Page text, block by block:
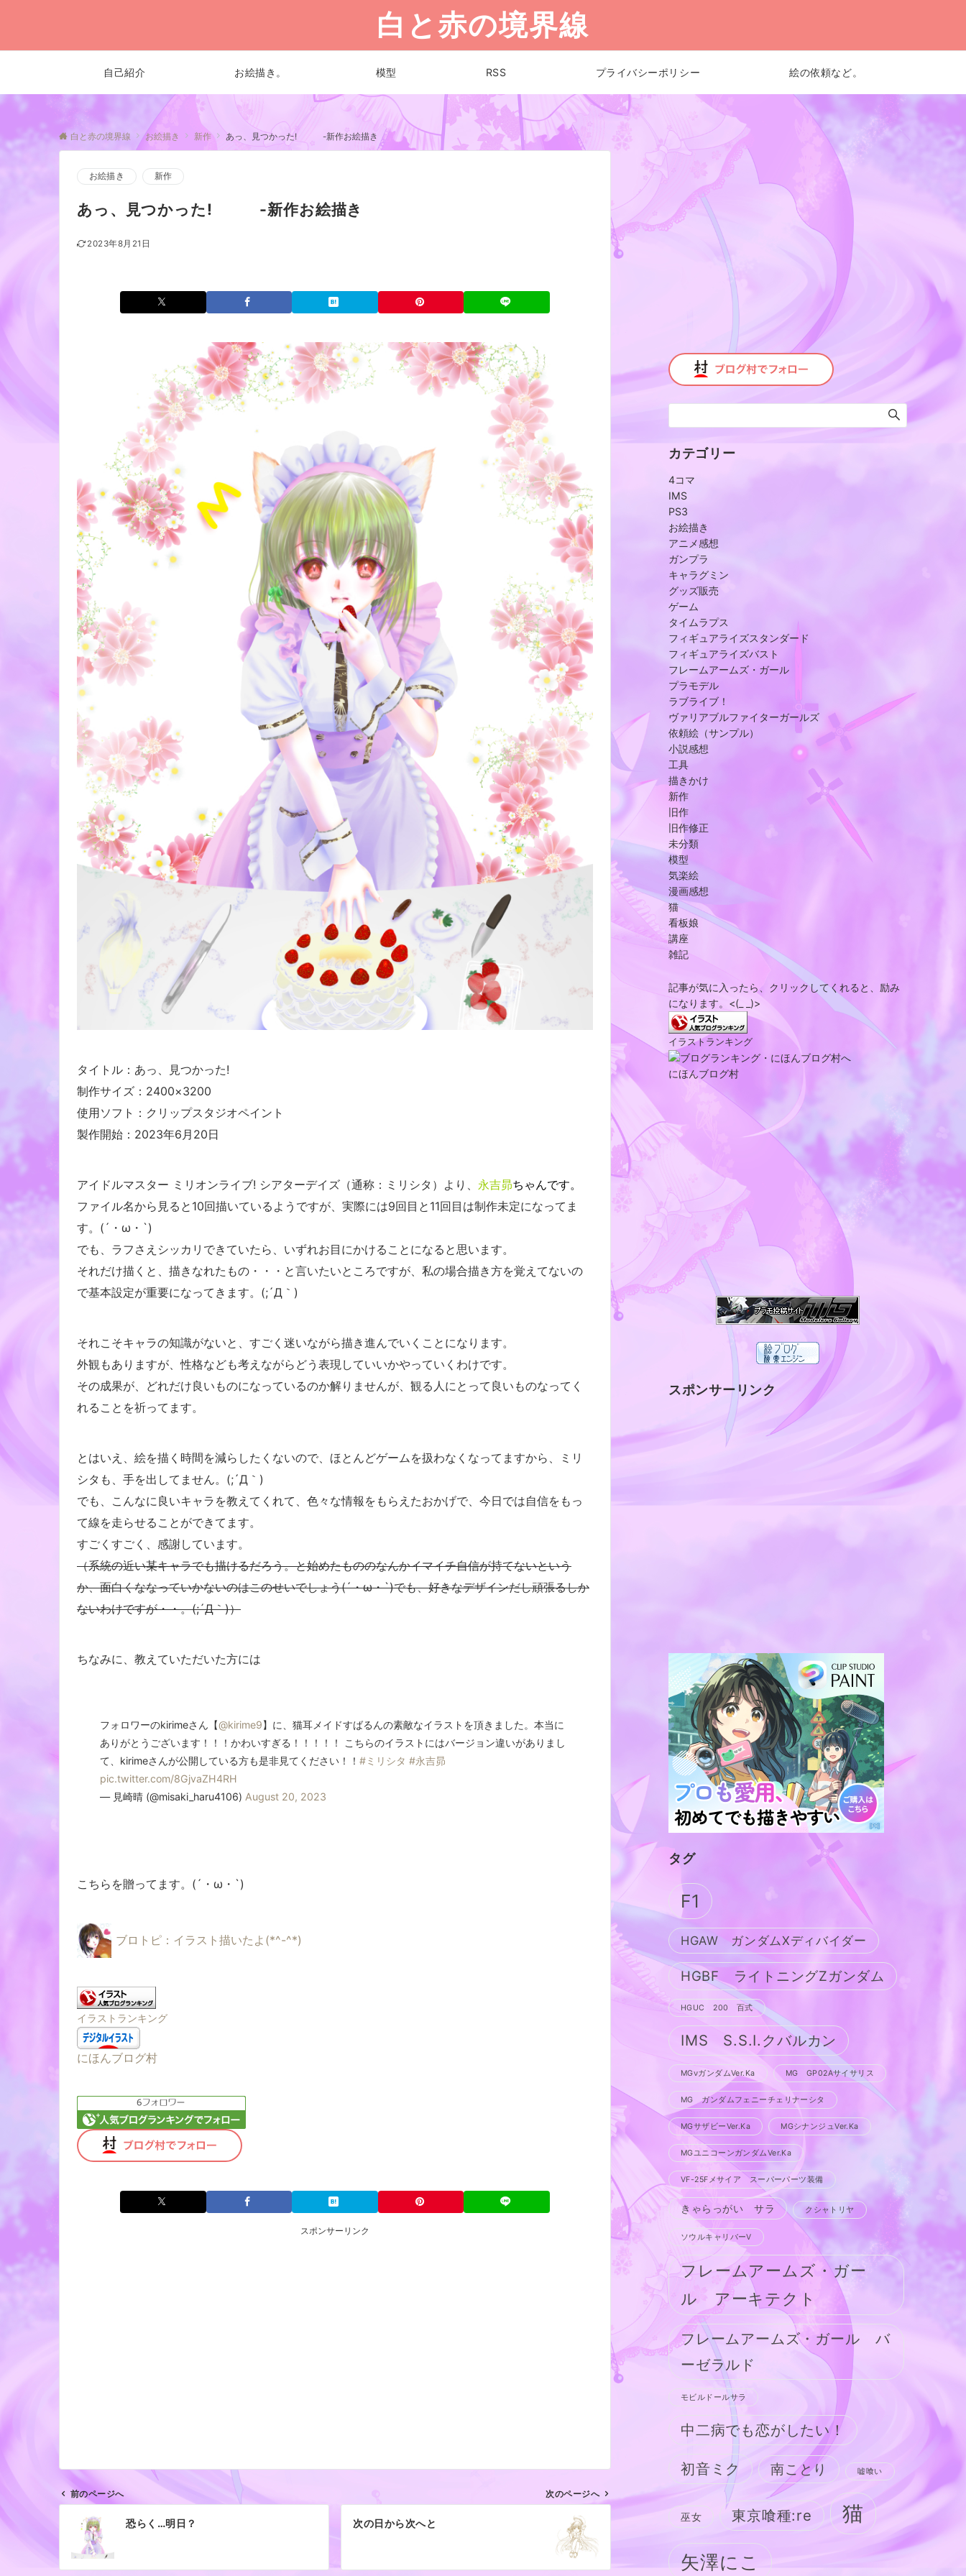
白と赤の境界線
自己紹介 お絵描き。 模型 RSS プライバシーポリシー 絵の依頼など。
白と赤の境界線 お絵描き 新作 あっ、見つかった! -新作お絵描き
お絵描き 新作
あっ、見つかった! -新作お絵描き
2023年8月21日
タイトル：あっ、見つかった!
制作サイズ：2400×3200
使用ソフト：クリップスタジオペイント
製作開始：2023年6月20日
アイドルマスター ミリオンライブ! シアターデイズ（通称：ミリシタ）より、 永吉昴ちゃんです。
ファイル名から見ると10回描いているようですが、実際には9回目と11回目は制作未定になってま
す。(´・ω・`)
でも、ラフさえシッカリできていたら、いずれお目にかけることになると思います。
それだけ描くと、描きなれたもの・・・と言いたいところですが、私の場合描き方を覚えてないの
で基本設定が重要になってきます。(;´Д｀)
それこそキャラの知識がないと、すごく迷いながら描き進んでいくことになります。
外観もありますが、性格なども考えながらどう表現していいかやっていくわけです。
その成果が、どれだけ良いものになっているのか解りませんが、観る人にとって良いものなってく
れることを祈ってます。
とはいえ、絵を描く時間を減らしたくないので、ほとんどゲームを扱わなくなってますから、ミリ
シタも、手を出してません。(;´Д｀)
でも、こんなに良いキャラを教えてくれて、色々な情報をもらえたおかげで、今日では自信をもっ
て線を走らせることができてます。
すごくすごく、感謝しています。
（系統の近い某キャラでも描けるだろう。と始めたもののなんかイマイチ自信が持てないという
か、面白くななっていかないのはこのせいでしょう(´・ω・`)でも、好きなデザインだし頑張るしか
ないわけですが・・。(;´Д｀)）
ちなみに、教えていただいた方には
フォロワーのkirimeさん【@kirime9】に、猫耳メイドすばるんの素敵なイラストを頂きました。本当に
ありがとうございます！！！かわいすぎる！！！！！ こちらのイラストにはバージョン違いがありまし
て、kirimeさんが公開している方も是非見てください！！ #ミリシタ #永吉昴
pic.twitter.com/8GjvaZH4RH
— 見崎晴 (@misaki_haru4106) August 20, 2023
こちらを贈ってます。(´・ω・`)
ブロトピ：イラスト描いたよ(*^-^*)
イラストランキング
にほんブログ村
スポンサーリンク
ビ
前のページへ
恐らく…明日？
次のページへ
次の日から次へと
カテゴリー
4コマ
IMS
PS3
お絵描き
アニメ感想
ガンプラ
キャラグミン
グッズ販売
ゲーム
タイムラプス
フィギュアライズスタンダード
フィギュアライズバスト
フレームアームズ・ガール
プラモデル
ラブライブ！
ヴァリアブルファイターガールズ
依頼絵（サンプル）
小説感想
工具
描きかけ
新作
旧作
旧作修正
未分類
模型
気楽絵
漫画感想
猫
看板娘
講座
雑記
記事が気に入ったら、クリックしてくれると、励み
になります。<(_ _)>
イラストランキング
にほんブログ村
スポンサーリンク
タグ
F1
HGAW ガンダムXディバイダー
HGBF ライトニングZガンダム
HGUC 200 百式
IMS S.S.I.クバルカン
MGνガンダムVer.Ka MG GP02Aサイサリス
MG ガンダムフェニーチェリナーシタ
MGサザビーVer.Ka MGシナンジュVer.Ka
MGユニコーンガンダムVer.Ka
VF-25Fメサイア スーパーパーツ装備
きゃらっがい サラ クシャトリヤ
ソウルキャリバーV
フレームアームズ・ガー
ル アーキテクト
フレームアームズ・ガール バ
ーゼラルド
モビルドールサラ
中二病でも恋がしたい！
初音ミク 南ことり 嘘喰い
巫女 東京喰種:re 猫
矢澤にこ